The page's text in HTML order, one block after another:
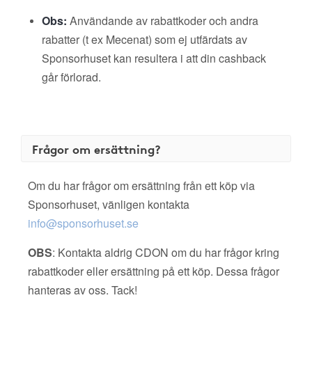
Obs: Användande av rabattkoder och andra
rabatter (t ex Mecenat) som ej utfärdats av
Sponsorhuset kan resultera i att din cashback
går förlorad.
Frågor om ersättning?
Om du har frågor om ersättning från ett köp via
Sponsorhuset, vänligen kontakta
info@sponsorhuset.se
OBS: Kontakta aldrig CDON om du har frågor kring
rabattkoder eller ersättning på ett köp. Dessa frågor
hanteras av oss. Tack!